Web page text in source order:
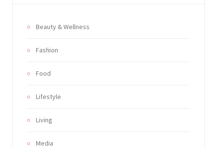
Beauty & Wellness
Fashion
Food
Lifestyle
Living
Media